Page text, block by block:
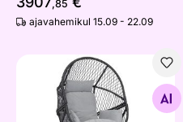
,85
ajavahemikul 15.09 - 22.09
Aiatool Warwick
Otsi sarnaseid